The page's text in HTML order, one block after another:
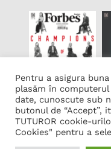
Pentru a asigura
plasăm în
date, cunoscute sub
butonul de “Accept”,
TUTUROR cookie-
Cookies" pentru a